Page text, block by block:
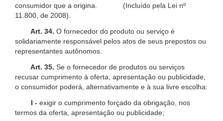
consumidor que a origina. (Incluído pela Lei nº
11.800, de 2008).
Art. 34. O fornecedor do produto ou serviço é
solidariamente responsável pelos atos de seus prepostos ou
representantes autônomos.
Art. 35. Se o fornecedor de produtos ou serviços
recusar cumprimento à oferta, apresentação ou publicidade,
o consumidor poderá, alternativamente e à sua livre escolha:
I - exigir o cumprimento forçado da obrigação, nos
termos da oferta, apresentação ou publicidade;